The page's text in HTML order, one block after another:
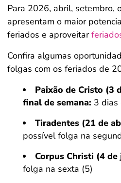
Para 2026, abril, setembro,
apresentam o maior
feriados e aproveitar
Confira algumas
folgas com os feriados de
Paixão de Cristo (3
final de semana: 3 dias
Tiradentes (21 de
possível folga na
Corpus Christi (4
folga na sexta (5)